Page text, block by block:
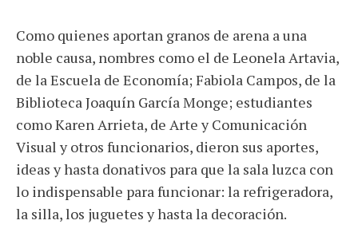
Como quienes aportan granos de arena a una
noble causa, nombres como el de Leonela Artavia,
de la Escuela de Economía; Fabiola Campos, de la
Biblioteca Joaquín García Monge; estudiantes
como Karen Arrieta, de Arte y Comunicación
Visual y otros funcionarios, dieron sus aportes,
ideas y hasta donativos para que la sala luzca con
lo indispensable para funcionar: la refrigeradora,
la silla, los juguetes y hasta la decoración.